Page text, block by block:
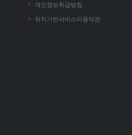
개인정보취급방침
위치기반서비스이용약관